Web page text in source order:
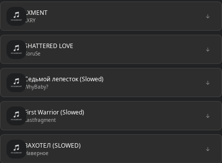
LXMENT
LXRY
↓
SHATTERED LOVE
KoruSe
↓
Седьмой лепесток (Slowed)
WhyBaby?
↓
First Warrior (Slowed)
Lastfragment
↓
ЗАХОТЕЛ (SLOWED)
Наверное
↓